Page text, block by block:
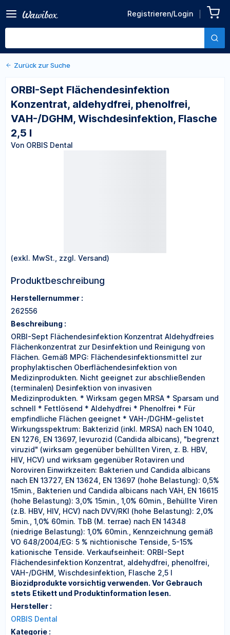
Registrieren/Login
Flächendesinfektion
Konzentrat, aldehydfrei,
Wischdesinfektion, Flasche
Von ORBIS Dental
Zurück zu den Produktdetails
Zurück zur Suche
ORBI-Sept Flächendesinfektion
Konzentrat, aldehydfrei, phenolfrei,
VAH-/DGHM, Wischdesinfektion, Flasche
2,5 l
Von ORBIS Dental
(exkl. MwSt., zzgl. Versand)
Produktbeschreibung
Herstellernummer :
262556
Beschreibung :
ORBI-Sept Flächendesinfektion Konzentrat Aldehydfreies
Flächenkonzentrat zur Desinfektion und Reinigung von
Flächen. Gemäß MPG: Flächendesinfektionsmittel zur
prophylaktischen Oberflächendesinfektion von
Medizinprodukten. Nicht geeignet zur abschließenden
(terminalen) Desinfektion von invasiven
Medizinprodukten. * Wirksam gegen MRSA * Sparsam und
schnell * Fettlösend * Aldehydfrei * Phenolfrei * Für
empfindliche Flächen geeignet * VAH-/DGHM-gelistet
Wirkungsspektrum: Bakterizid (inkl. MRSA) nach EN 1040,
EN 1276, EN 13697, levurozid (Candida albicans), "begrenzt
viruzid" (wirksam gegenüber behüllten Viren, z. B. HBV,
HIV, HCV) und wirksam gegenüber Rotaviren und
Noroviren Einwirkzeiten: Bakterien und Candida albicans
nach EN 13727, EN 13624, EN 13697 (hohe Belastung): 0,5%
15min., Bakterien und Candida albicans nach VAH, EN 16615
(hohe Belastung): 3,0% 15min., 1,0% 60min., Behüllte Viren
(z.B. HBV, HIV, HCV) nach DVV/RKI (hohe Belastung): 2,0%
5min., 1,0% 60min. TbB (M. terrae) nach EN 14348
(niedrige Belastung): 1,0% 60min., Kennzeichnung gemäß
VO 648/2004/EG: 5 % nichtionische Tenside, 5-15%
kationische Tenside. Verkaufseinheit: ORBI-Sept
Flächendesinfektion Konzentrat, aldehydfrei, phenolfrei,
VAH-/DGHM, Wischdesinfektion, Flasche 2,5 l
Biozidprodukte vorsichtig verwenden. Vor Gebrauch
stets Etikett und Produktinformation lesen.
Hersteller :
ORBIS Dental
Kategorie :